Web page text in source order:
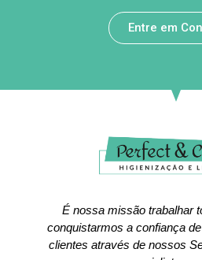
Entre em
É nossa missão trabalhar
conquistarmos a confiança
clientes através de nossos